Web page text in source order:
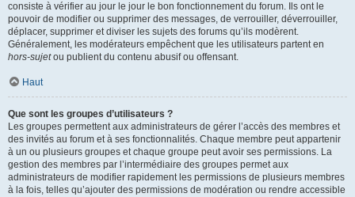
consiste à vérifier au jour le jour le bon fonctionnement du forum. Ils ont le
pouvoir de modifier ou supprimer des messages, de verrouiller, déverrouiller,
déplacer, supprimer et diviser les sujets des forums qu’ils modèrent.
Généralement, les modérateurs empêchent que les utilisateurs partent en
hors-sujetou publient du contenu abusif ou offensant.
Haut
Que sont les groupes d’utilisateurs ?
Les groupes permettent aux administrateurs de gérer l’accès des membres et
des invités au forum et à ses fonctionnalités. Chaque membre peut appartenir
à un ou plusieurs groupes et chaque groupe peut avoir ses permissions. La
gestion des membres par l’intermédiaire des groupes permet aux
administrateurs de modifier rapidement les permissions de plusieurs membres
à la fois, telles qu’ajouter des permissions de modération ou rendre accessible